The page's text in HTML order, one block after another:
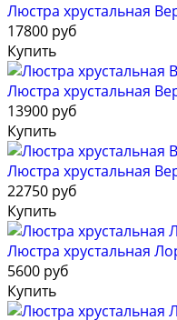
Люстра хрустальная
17800 руб
Купить
Люстра хрустальная
13900 руб
Купить
Люстра хрустальная
22750 руб
Купить
Люстра хрустальная
5600 руб
Купить